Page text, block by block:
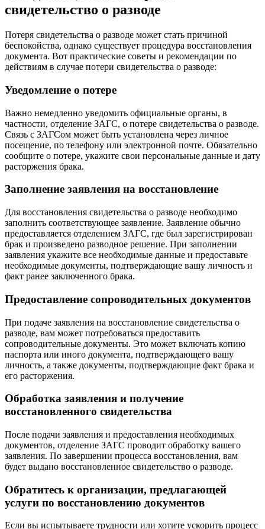
свидетельство о разводе
Потеря свидетельства о разводе может стать причиной
беспокойства, однако существует процедура восстановления
документа. Вот практические советы и рекомендации по
действиям в случае потери свидетельства о разводе:
Уведомление о потере
Важно немедленно уведомить официальные органы, в
частности, отделение ЗАГС, о потере свидетельства о разводе.
Связь с ЗАГСом может быть установлена через личное
посещение, по телефону или электронной почте. Обязательно
сообщите о потере, укажите свои персональные данные и дату
расторжения брака.
Заполнение заявления на восстановление
Для восстановления свидетельства о разводе необходимо
заполнить соответствующее заявление. Заявление обычно
предоставляется отделением ЗАГС, где был зарегистрирован
брак и произведено разводное решение. При заполнении
заявления укажите все необходимые данные и предоставьте
необходимые документы, подтверждающие вашу личность и
факт ранее заключенного брака.
Предоставление сопроводительных документов
При подаче заявления на восстановление свидетельства о
разводе, вам может потребоваться предоставить
сопроводительные документы. Это может включать копию
паспорта или иного документа, подтверждающего вашу
личность, а также документы, подтверждающие факт брака и
его расторжения.
Обработка заявления и получение
восстановленного свидетельства
После подачи заявления и предоставления необходимых
документов, отделение ЗАГС проводит обработку вашего
заявления. По завершении процесса восстановления, вам
будет выдано восстановленное свидетельство о разводе.
Обратитесь к организации, предлагающей
услуги по восстановлению документов
Если вы испытываете трудности или хотите ускорить процесс